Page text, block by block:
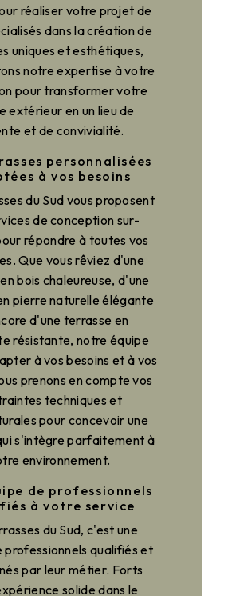
réaliser votre projet de
dans la création de
uniques et esthétiques,
notre expertise à votre
pour transformer votre
extérieur en un lieu de
et de convivialité.
personnalisées
à vos besoins
du Sud vous proposent
de conception sur-
répondre à toutes vos
Que vous rêviez d'une
bois chaleureuse, d'une
pierre naturelle élégante
d'une terrasse en
résistante, notre équipe
à vos besoins et à vos
prenons en compte vos
techniques et
pour concevoir une
s'intègre parfaitement à
environnement.
de professionnels
à votre service
du Sud, c'est une
professionnels qualifiés et
par leur métier. Forts
solide dans le